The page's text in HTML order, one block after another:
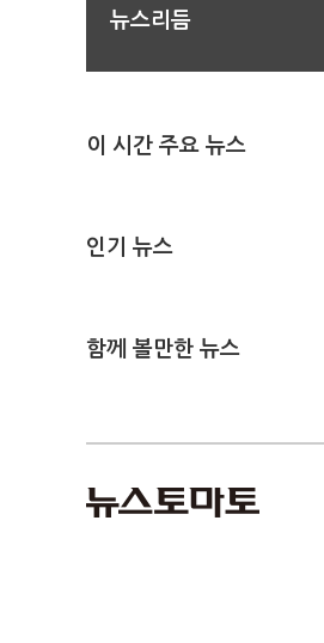
뉴스리듬
이 시간 주요 뉴스
인기 뉴스
함께 볼만한 뉴스